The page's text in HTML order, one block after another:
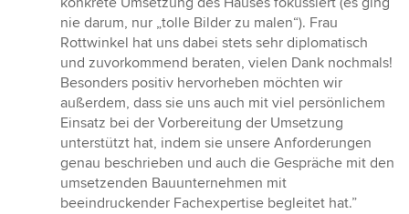
nie darum, nur „tolle Bilder zu malen“). Frau
Rottwinkel hat uns dabei stets sehr diplomatisch
und zuvorkommend beraten, vielen Dank nochmals!
Besonders positiv hervorheben möchten wir
außerdem, dass sie uns auch mit viel persönlichem
Einsatz bei der Vorbereitung der Umsetzung
unterstützt hat, indem sie unsere Anforderungen
genau beschrieben und auch die Gespräche mit den
umsetzenden Bauunternehmen mit
beeindruckender Fachexpertise begleitet hat.”